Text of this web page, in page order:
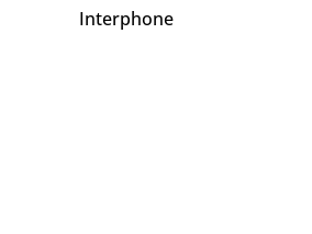
Interphone